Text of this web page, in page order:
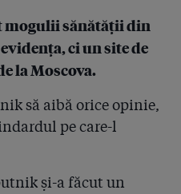
frontul NATO cu
de Gazetă, MApN
din Afganistan, Irak și
10 ani biocide Hexi
trimise de către SRI!”.
eșecul de a apăra
mogulii sănătății din
ci un site de
la Moscova.
să aibă orice opinie,
pe care-l
și-a făcut un